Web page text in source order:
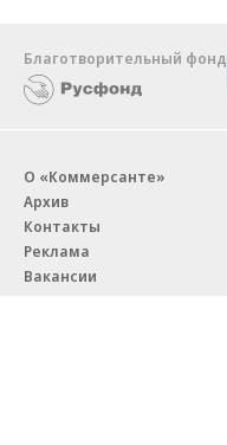
Благотворительный фонд
О «Коммерсанте»
Архив
Контакты
Реклама
Вакансии